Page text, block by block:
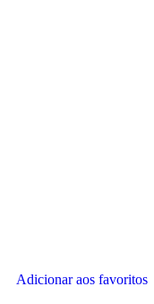
Adicionar aos favoritos